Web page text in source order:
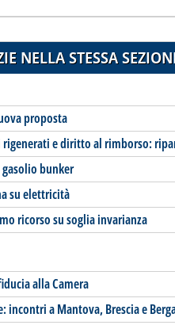
NELLA STESSA
proposta
e diritto al rimborso:
gasolio bunker
su elettricità
ricorso su soglia invarianza
alla Camera
incontri a Mantova, Brescia e